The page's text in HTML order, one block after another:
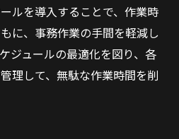
ルを導入することで、作業時
に、事務作業の手間を軽減し
ジュールの最適化を図り、各
理して、無駄な作業時間を削